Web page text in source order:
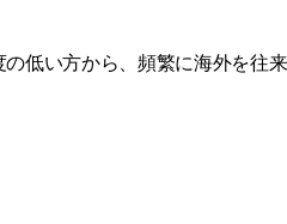
低い方から、頻繁に海外を往